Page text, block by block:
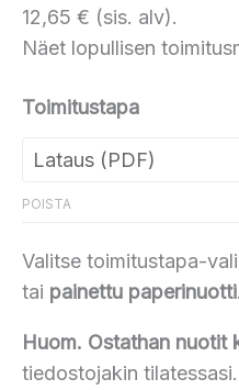
12,65 € (sis. alv).
Näet lopullisen
Toimitustapa
POISTA
Valitse toimitustapa-
tai painettu paperinuotti.
Huom. Ostathan nuotit
tiedostojakin